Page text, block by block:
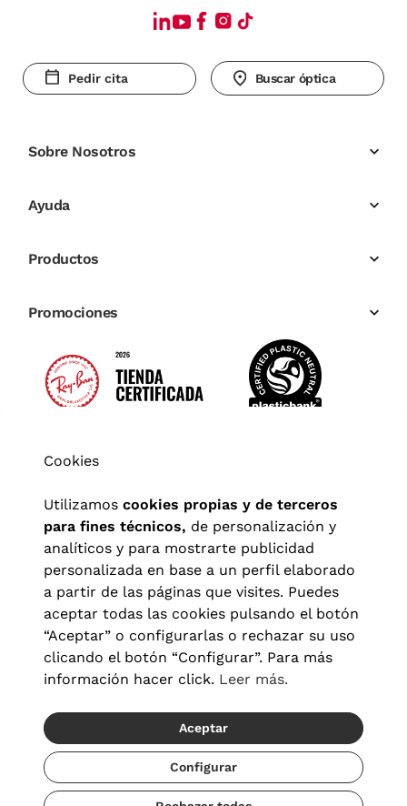
Pedir cita Buscar óptica
Sobre Nosotros
Ayuda
Productos
Promociones
Aviso legal| Política de privacidad Términos y condiciones
Política de cookies|Configuración de cookies
© 2026 Visionlab España
Cookies
Utilizamos cookies propias y de terceros
para fines técnicos, de personalización y
analíticos y para mostrarte publicidad
personalizada en base a un perfil elaborado
a partir de las páginas que visites. Puedes
aceptar todas las cookies pulsando el botón
“Aceptar” o configurarlas o rechazar su uso
clicando el botón “Configurar”. Para más
información hacer click. Leer más.
Aceptar
Configurar